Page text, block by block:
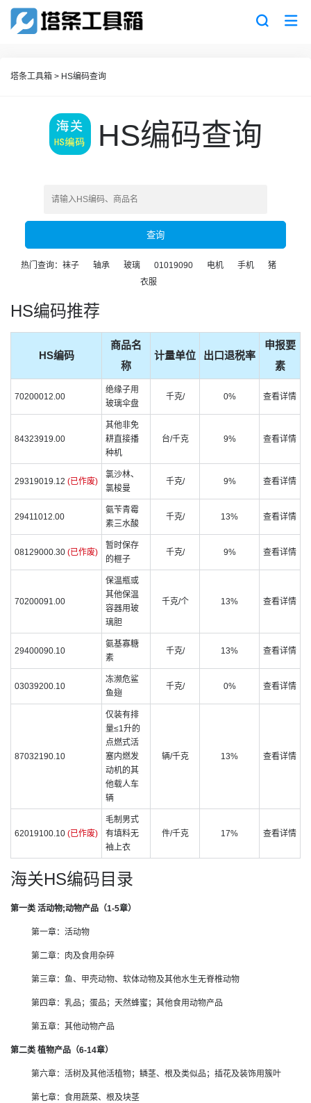
塔条工具箱 > HS编码查询
HS编码查询
查询
热门查询： 袜子 轴承 玻璃 01019090 电机 手机
猪
衣服
HS编码推荐
HS编码
商品名
称
计量单位 出口退税率
申报要
素
70200012.00
绝缘子用
玻璃伞盘
千克/ 0% 查看详情
84323919.00
其他非免
耕直接播
种机
台/千克 9% 查看详情
29319019.12 (已作废)
氯沙林、
氯梭曼
千克/ 9% 查看详情
29411012.00
氨苄青霉
素三水酸
千克/ 13% 查看详情
08129000.30 (已作废)
暂时保存
的榧子
千克/ 9% 查看详情
70200091.00
保温瓶或
其他保温
容器用玻
璃胆
千克/个 13% 查看详情
29400090.10
氨基寡糖
素
千克/ 13% 查看详情
03039200.10
冻濒危鲨
鱼翅
千克/ 0% 查看详情
87032190.10
仅装有排
量≤1升的
点燃式活
塞内燃发
动机的其
他载人车
辆
辆/千克 13% 查看详情
62019100.10 (已作废)
毛制男式
有填料无
袖上衣
件/千克 17% 查看详情
海关HS编码目录
第一类 活动物;动物产品（1-5章）
第一章：活动物
第二章：肉及食用杂碎
第三章：鱼、甲壳动物、软体动物及其他水生无脊椎动物
第四章：乳品；蛋品；天然蜂蜜；其他食用动物产品
第五章：其他动物产品
第二类 植物产品（6-14章）
第六章：活树及其他活植物；鳞茎、根及类似品；插花及装饰用簇叶
第七章：食用蔬菜、根及块茎